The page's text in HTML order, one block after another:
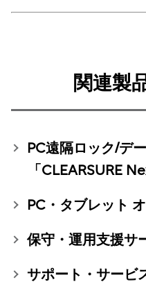
関連製
PC遠隔ロック/デ
「CLEARSURE
PC・タブレット
保守・運用支援サ
サポート・サービ